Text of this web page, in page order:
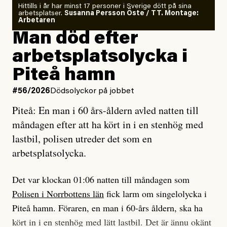
Vem är det som Dagens ETC skriver för?
Vad betyder det att vara en röd, grön och oberoende
tidning?
Vad är bra journalistik?
Ett försök till korta svar som jag hoppas kan förtydliga
för Kuhn och Sassarinis-McGowan och andra hur jag
som chefredaktör ser på Dagens ETC:s uppdrag och
roll.
Vi skriver för våra läsare som vill bli informerade,
överraskade, bekräftade, utmanade – och som kräver
att vi granskar allt och alla.
Om läkaren säger vaccinera dig
så säger jag tvärtemot.
Jag lärde mig renovera
enligt uråldrig metod
och lade min sista ungdom
på att laga en gammal bod.
Jag sökte ljuset och meningen,
efter det som var rent, rätt och sant,
och aldrig såg jag det klarare än
när jag ombord på bussen hjälpte en tant.
#23/2026Intervjun
Jesper Lundby: ”Livet i sig
är ganska politiskt”
Hittills i år har minst 17 personer i Sverige dött på sina
arbetsplatser. Susanna Persson Öste / TT. Montage:
Arbetaren
Man död efter
arbetsplatsolycka i
Piteå hamn
#56/2026 Dödsolyckor på jobbet
Piteå: En man i 60 års-åldern avled natten till
måndagen efter att ha kört in i en stenhög med
lastbil, polisen utreder det som en
arbetsplatsolycka.
Det var klockan 01:06 natten till måndagen som
Polisen i Norrbottens län fick larm om singelolycka i
Piteå hamn. Föraren, en man i 60-års åldern, ska ha
kört in i en stenhög med lätt lastbil. Det är ännu okänt